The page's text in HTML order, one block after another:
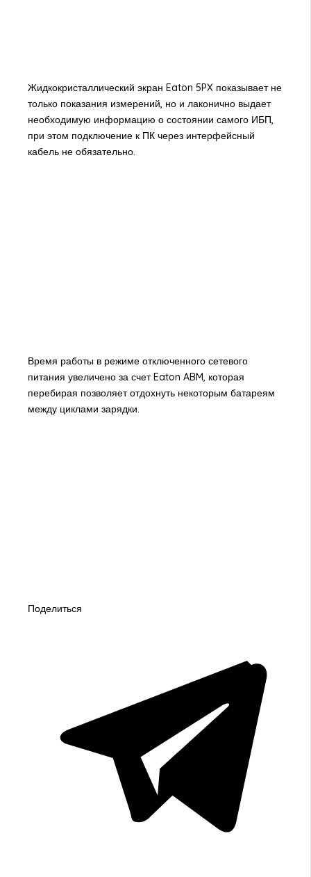
Жидкокристаллический экран Eaton 5PX показывает не
только показания измерений, но и лаконично выдает
необходимую информацию о состоянии самого ИБП,
при этом подключение к ПК через интерфейсный
кабель не обязательно.
Время работы в режиме отключенного сетевого
питания увеличено за счет Eaton ABM, которая
перебирая позволяет отдохнуть некоторым батареям
между циклами зарядки.
Поделиться